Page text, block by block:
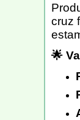
cruz
🌟